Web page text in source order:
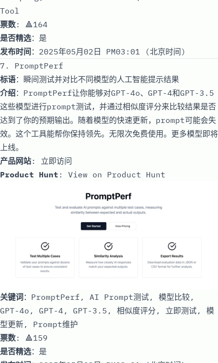
Tool
票数: 🔺164
是否精选：是
发布时间 ：2025年05月02日 PM03:01 (北京时间)
7. PromptPerf
标语：瞬间测试并对比不同模型的人工智能提示结果
介绍：PromptPerf让你能够对GPT-4o、GPT-4和GPT-3.5
这些模型进行prompt测试，并通过相似度评分来比较结果是否
达到了你的预期输出。随着模型的快速更新，prompt可能会失
效。这个工具能帮你保持领先。无限次免费使用。更多模型即将
上线。
产品网站: 立即访问
Product Hunt : View on Product Hunt
关键词：PromptPerf, AI Prompt测试, 模型比较,
GPT-4o, GPT-4, GPT-3.5, 相似度评分, 立即测试, 模
型更新, Prompt维护
票数: 🔺159
是否精选：是